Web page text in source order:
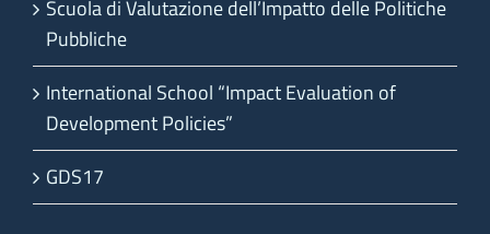
Scuola di Valutazione dell’Impatto delle Politiche
Pubbliche
International School “Impact Evaluation of
Development Policies”
GDS17